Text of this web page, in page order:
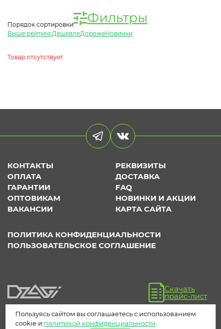
Фильтры
Порядок сортировки:
Выше рейтингДешевлеДорожеНовинки
Товар отсутствует
КОНТАКТЫ
РЕКВИЗИТЫ
ОПЛАТА
ДОСТАВКА
ГАРАНТИИ
FAQ
ОПТОВИКАМ
НОВИНКИ И АКЦИИ
ВАКАНСИИ
КАРТА САЙТА
ПОЛИТИКА КОНФИДЕНЦИАЛЬНОСТИ
ПОЛЬЗОВАТЕЛЬСКОЕ СОГЛАШЕНИЕ
Скачать
прайс-лист
Пользуясь сайтом вы соглашаетесь с использованием
cookie и политикой конфиденциальности